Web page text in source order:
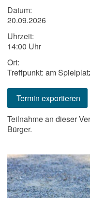
Datum:
20.09.2026
Uhrzeit:
14:00 Uhr
Ort:
Treffpunkt: am
Termin exportieren
Teilnahme an dieser
Bürger.